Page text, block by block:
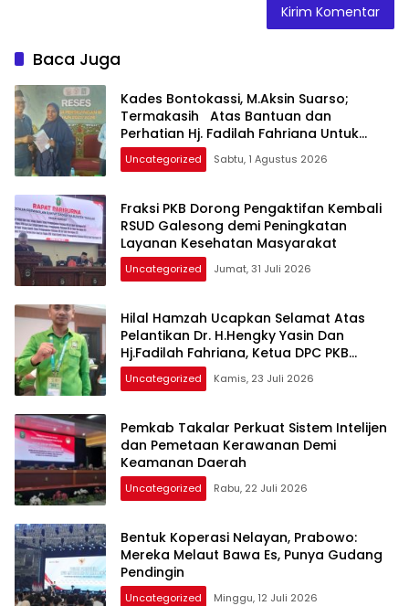
Baca Juga
Kades Bontokassi, M.Aksin Suarso;
Termakasih Atas Bantuan dan
Perhatian Hj. Fadilah Fahriana Untuk
Warganya
Uncategorized Sabtu, 1 Agustus 2026
Fraksi PKB Dorong Pengaktifan Kembali
RSUD Galesong demi Peningkatan
Layanan Kesehatan Masyarakat
Uncategorized Jumat, 31 Juli 2026
Hilal Hamzah Ucapkan Selamat Atas
Pelantikan Dr. H.Hengky Yasin Dan
Hj.Fadilah Fahriana, Ketua DPC PKB
Takalar dan Ketua DPW PB Prov- Sulsel
Uncategorized Kamis, 23 Juli 2026
Pemkab Takalar Perkuat Sistem Intelijen
dan Pemetaan Kerawanan Demi
Keamanan Daerah
Uncategorized Rabu, 22 Juli 2026
Bentuk Koperasi Nelayan, Prabowo:
Mereka Melaut Bawa Es, Punya Gudang
Pendingin
Uncategorized Minggu, 12 Juli 2026